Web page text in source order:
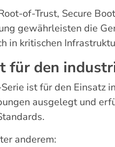
of-Trust, Secure
gewährleisten die
in kritischen
für den
ist für den Einsatz
ausgelegt und
anderem: